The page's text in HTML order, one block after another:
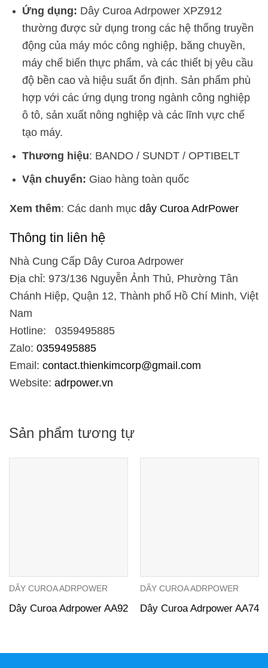
Ứng dụng: Dây Curoa Adrpower XPZ912
thường được sử dụng trong các hệ thống truyền
động của máy móc công nghiệp, băng chuyền,
máy chế biến thực phẩm, và các thiết bị yêu cầu
độ bền cao và hiệu suất ổn định. Sản phẩm phù
hợp với các ứng dụng trong ngành công nghiệp
ô tô, sản xuất nông nghiệp và các lĩnh vực chế
tạo máy.
Thương hiệu: BANDO / SUNDT / OPTIBELT
Vận chuyển: Giao hàng toàn quốc
Xem thêm: Các danh mục dây Curoa AdrPower
Thông tin liên hệ
Nhà Cung Cấp Dây Curoa Adrpower
Địa chỉ: 973/136 Nguyễn Ảnh Thủ, Phường Tân
Chánh Hiệp, Quận 12, Thành phố Hồ Chí Minh, Việt
Nam
Hotline: 0359495885
Zalo: 0359495885
Email: contact.thienkimcorp@gmail.com
Website: adrpower.vn
Sản phẩm tương tự
DÂY CUROA ADRPOWER
Dây Curoa Adrpower AA92
DÂY CUROA ADRPOWER
Dây Curoa Adrpower AA74